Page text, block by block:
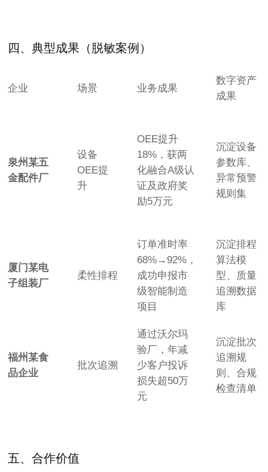
四、典型成果（脱敏案例）
企业 场景 业务成果
数字资产
成果
泉州某五
金配件厂
设备
OEE提
升
OEE提升
18%，获两
化融合A级认
证及政府奖
励5万元
沉淀设备
参数库、
异常预警
规则集
厦门某电
子组装厂
柔性排程
订单准时率
68%→92%，
成功申报市
级智能制造
项目
沉淀排程
算法模
型、质量
追溯数据
库
福州某食
品企业
批次追溯
通过沃尔玛
验厂，年减
少客户投诉
损失超50万
元
沉淀批次
追溯规
则、合规
检查清单
五、合作价值